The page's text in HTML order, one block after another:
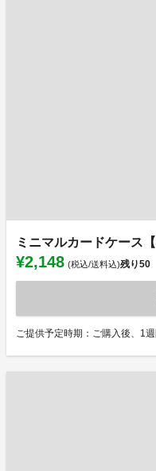
ミニマルカードケース
¥2,148 (税込/送料込)残り50
ご提供予定時期：ご購入後、1